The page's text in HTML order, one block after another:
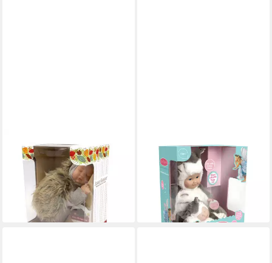
ANNE GEDDES
Babypuppe Igel -30 cm-
59,90 €
lieferbar - in 4-5 Werktagen bei dir
Babypuppe Kittens Little
Sister SET - 23 und 38 cm
(2-tlg)
89,90 €
lieferbar - in 4-5 Werktagen bei dir